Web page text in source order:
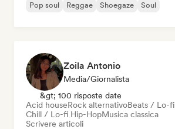
Pop soul
Reggae Shoegaze Soul
Zoila Antonio
Media/Giornalista
&gt; 100 risposte date
Acid houseRock alternativoBeats / Lo-fi
Chill / Lo-fi Hip-HopMusica classica
Scrivere articoli